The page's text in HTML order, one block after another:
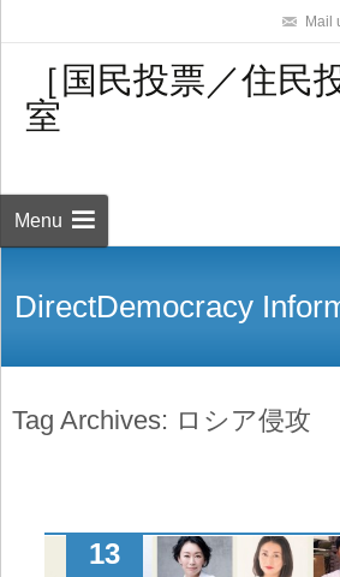
Mail
［国民投票／住民
Menu
DirectDemocracy
Tag Archives: ロシア侵攻
13